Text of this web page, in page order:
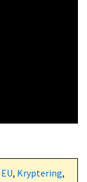
EU, Kryptering,